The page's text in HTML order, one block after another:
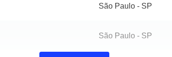
São Paulo - SP
São Paulo - SP